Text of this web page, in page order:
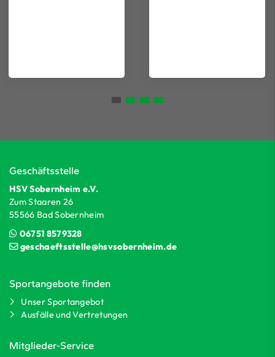
Geschäftsstelle
HSV Sobernheim e.V.
Zum Staaren 26
55566 Bad Sobernheim
06751 8579328
geschaeftsstelle@hsvsobernheim.de
Sportangebote finden
Unser Sportangebot
Ausfälle und Vertretungen
Mitglieder-Service